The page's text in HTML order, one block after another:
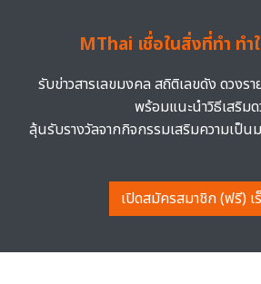
MThai เชื่อในสิ่งที่ทำ ทำ
รับข่าวสารเลขมงคล สถิติเลขดัง ดวงร
พร้อมแนะนำวิธีเสริม
ลุ้นรับรางวัลจากกิจกรรมเสริมความเป็น
เปิดสมัครสมาชิก (ฟรี) เ